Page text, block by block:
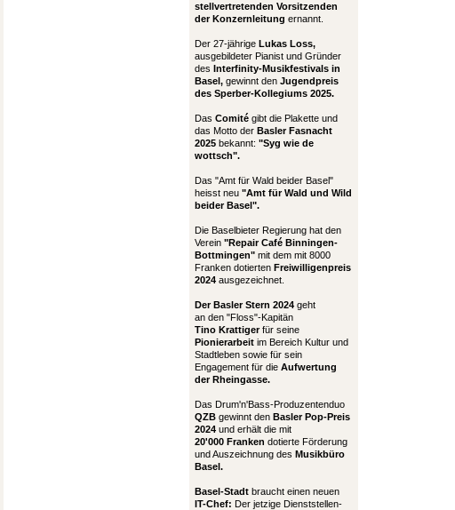
stellvertretenden Vorsitzenden
der Konzernleitung ernannt.
Der 27-jährige Lukas Loss,
ausgebildeter Pianist und Gründer
des Interfinity-Musikfestivals in
Basel, gewinnt den Jugendpreis
des Sperber-Kollegiums 2025.
Das Comité gibt die Plakette und
das Motto der Basler Fasnacht
2025 bekannt: "Syg wie de
wottsch".
Das "Amt für Wald beider Basel"
heisst neu "Amt für Wald und Wild
beider Basel".
Die Baselbieter Regierung hat den
Verein "Repair Café Binningen-
Bottmingen" mit dem mit 8000
Franken dotierten Freiwilligenpreis
2024 ausgezeichnet.
Der Basler Stern 2024 geht
an den "Floss"-Kapitän
Tino Krattigerfür seine
Pionierarbeit im Bereich Kultur und
Stadtleben sowie für sein
Engagement für die Aufwertung
der Rheingasse.
Das Drum'n'Bass-Produzentenduo
QZB gewinnt den Basler Pop-Preis
2024 und erhält die mit
20'000 Franken dotierte Förderung
und Auszeichnung des Musikbüro
Basel.
Basel-Stadt braucht einen neuen
IT-Chef: Der jetzige Dienststellen-